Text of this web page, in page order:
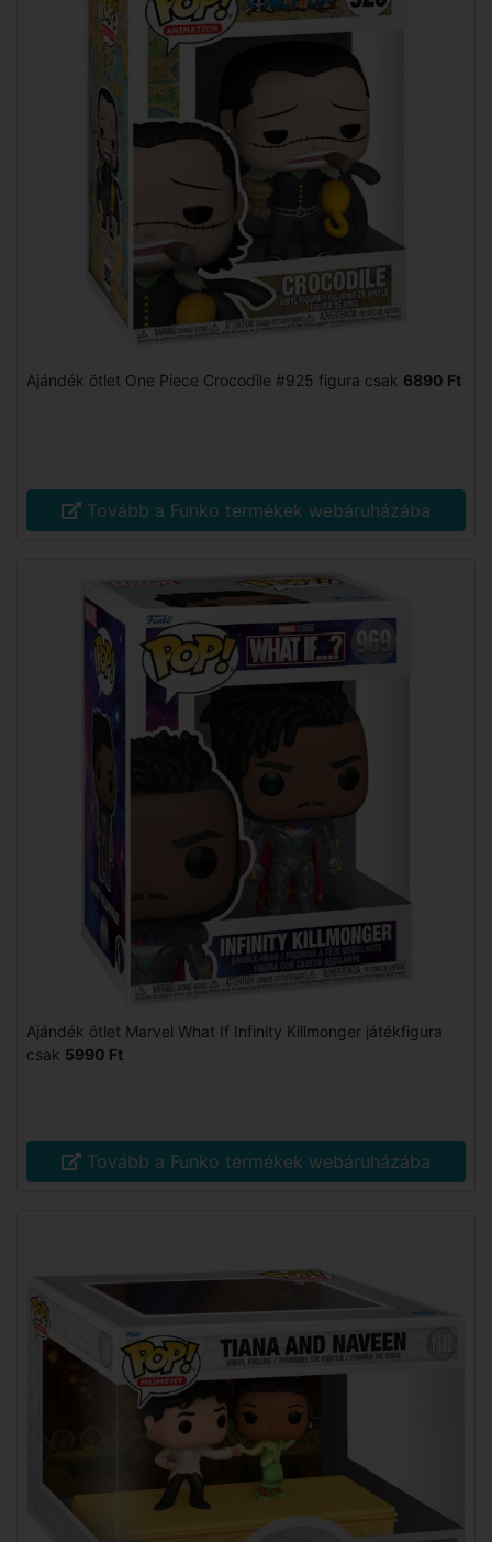
Ajándék ötlet One Piece Crocodile #925 figura csak 6890 Ft
Tovább a Funko termékek webáruházába
Ajándék ötlet Marvel What If Infinity Killmonger játékfigura
csak 5990 Ft
Tovább a Funko termékek webáruházába